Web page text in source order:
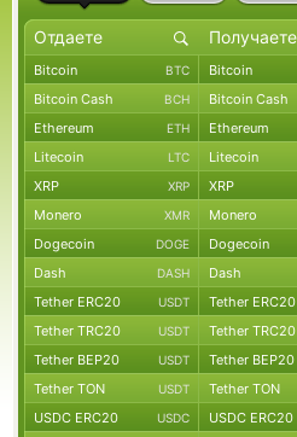
Bitcoin BTC Bitcoin
Bitcoin Cash BCH Bitcoin Cash
Ethereum ETH Ethereum
Litecoin LTC Litecoin
XRP XRP XRP
Monero XMR Monero
Dogecoin DOGE Dogecoin
Dash DASH Dash
Tether ERC20 USDT Tether ERC20
Tether TRC20 USDT Tether TRC20
Tether BEP20 USDT Tether BEP20
Tether TON USDT Tether TON
USDC ERC20 USDC USDC ERC20